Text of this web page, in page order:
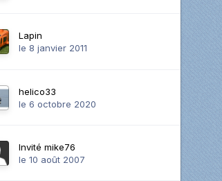
Lapin
le 8 janvier 2011
helico33
le 6 octobre 2020
Invité mike76
le 10 août 2007